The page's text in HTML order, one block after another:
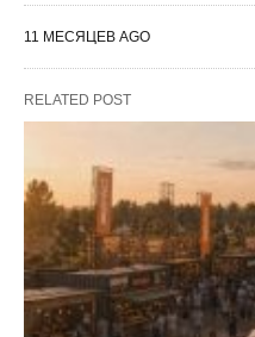
11 МЕСЯЦЕВ AGO
RELATED POST